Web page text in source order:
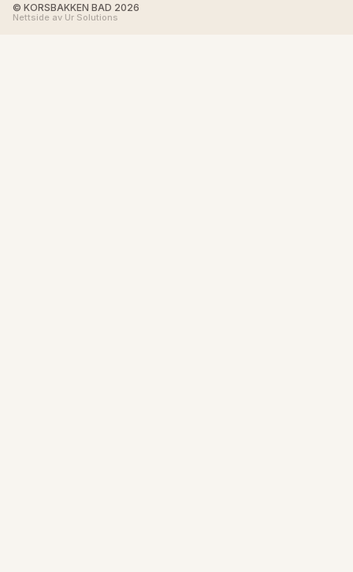
© KORSBAKKEN BAD 2026
Nettside av Ur Solutions